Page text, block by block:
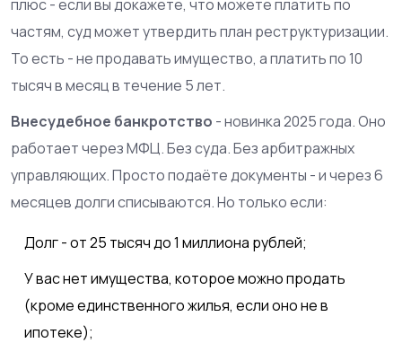
плюс - если вы докажете, что можете платить по
частям, суд может утвердить план реструктуризации.
То есть - не продавать имущество, а платить по 10
тысяч в месяц в течение 5 лет.
Внесудебное банкротство - новинка 2025 года. Оно
работает через МФЦ. Без суда. Без арбитражных
управляющих. Просто подаёте документы - и через 6
месяцев долги списываются. Но только если:
Долг - от 25 тысяч до 1 миллиона рублей;
У вас нет имущества, которое можно продать
(кроме единственного жилья, если оно не в
ипотеке);